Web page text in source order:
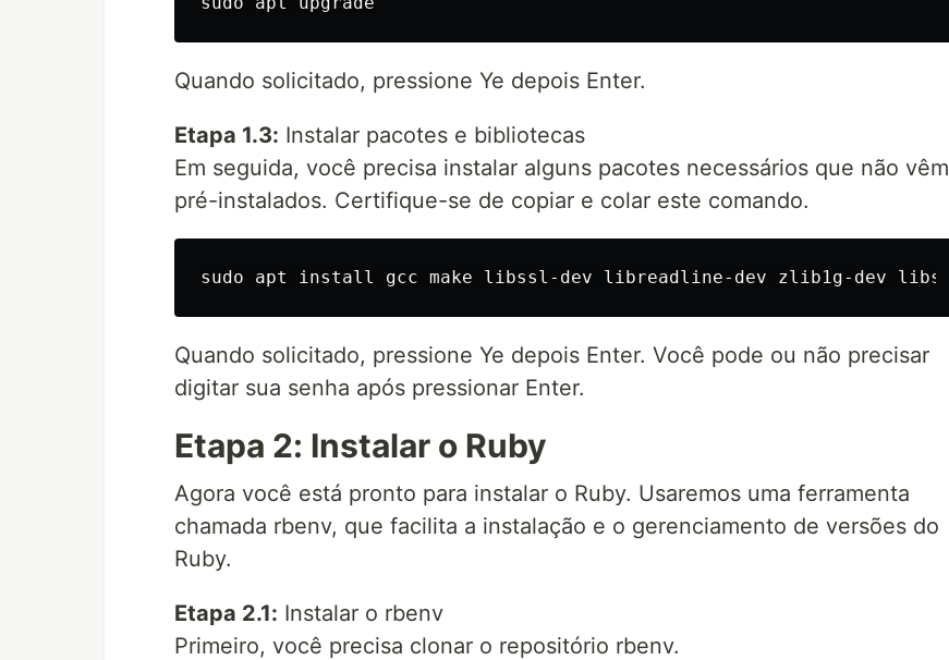
Quando solicitado, pressione Ye depois Enter.
Etapa 1.3: Instalar pacotes e bibliotecas
Em seguida, você precisa instalar alguns pacotes necessários que não vêm
pré-instalados. Certifique-se de copiar e colar este comando.
sudo apt install
Quando solicitado, pressione Ye depois Enter. Você pode ou não precisar
digitar sua senha após pressionar Enter.
Etapa 2: Instalar o Ruby
Agora você está pronto para instalar o Ruby. Usaremos uma ferramenta
chamada rbenv, que facilita a instalação e o gerenciamento de versões do
Ruby.
Etapa 2.1: Instalar o rbenv
Primeiro, você precisa clonar o repositório rbenv.